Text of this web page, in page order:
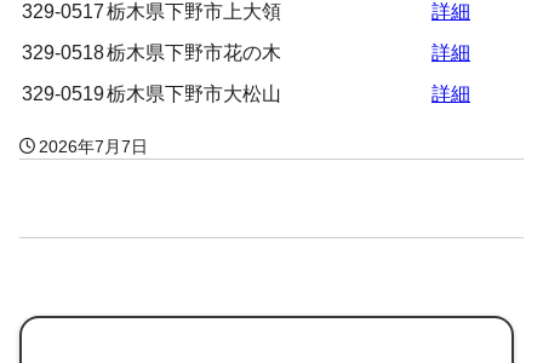
329-0517栃木県下野市上大領
詳細
329-0518栃木県下野市花の木
詳細
329-0519栃木県下野市大松山 詳細
2026年7月7日